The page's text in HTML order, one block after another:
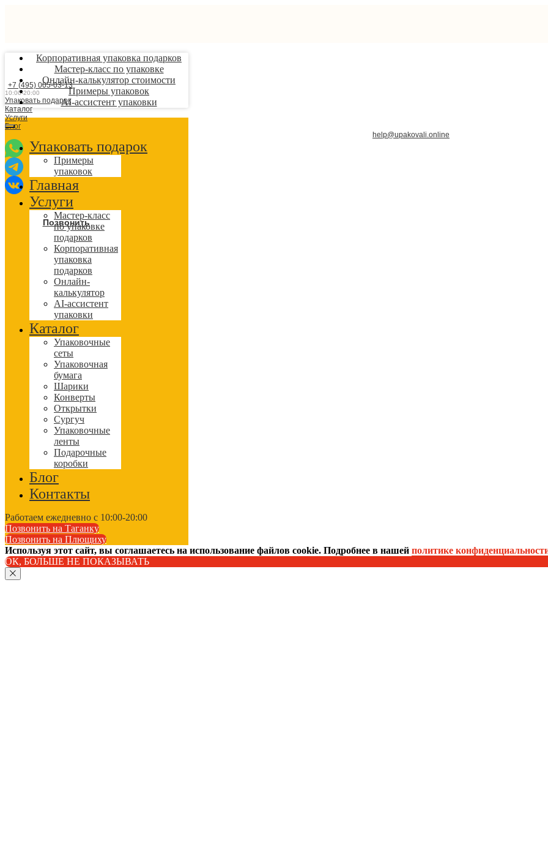
+7 (495) 005-03-13
10:00-20:00
Упаковать подарок
Каталог
Услуги
Блог
help@upakovali.online
Позвонить
Корпоративная упаковка подарков
Мастер-класс по упаковке
Онлайн-калькулятор стоимости
Примеры упаковок
AI-ассистент упаковки
Упаковать подарок
Примеры
упаковок
Главная
Услуги
Мастер-класс
по упаковке
подарков
Корпоративная
упаковка
подарков
Онлайн-
калькулятор
AI-ассистент
упаковки
Каталог
Упаковочные
сеты
Упаковочная
бумага
Шарики
Конверты
Открытки
Сургуч
Упаковочные
ленты
Подарочные
коробки
Блог
Контакты
Работаем ежедневно с 10:00-20:00
Позвонить на Таганку
Позвонить на Плющиху
Используя этот сайт, вы соглашаетесь на использование файлов cookie. Подробнее в нашей политике
ОК, БОЛЬШЕ НЕ ПОКАЗЫВАТЬ